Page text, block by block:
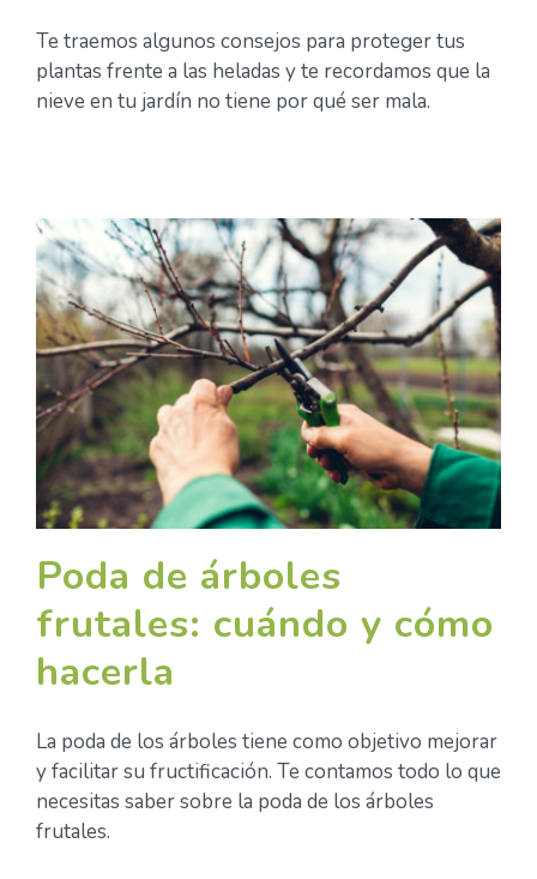
Te traemos algunos consejos para proteger tus
plantas frente a las heladas y te recordamos que la
nieve en tu jardín no tiene por qué ser mala.
Poda de árboles
frutales: cuándo y cómo
hacerla
La poda de los árboles tiene como objetivo mejorar
y facilitar su fructificación. Te contamos todo lo que
necesitas saber sobre la poda de los árboles
frutales.